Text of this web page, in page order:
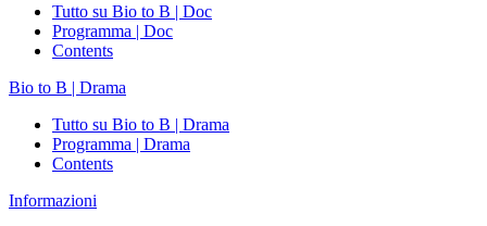
Tutto su Bio to B | Doc
Programma | Doc
Contents
Bio to B | Drama
Tutto su Bio to B | Drama
Programma | Drama
Contents
Informazioni